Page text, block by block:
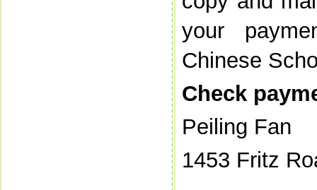
your
Chinese
Check
Peiling Fan
1453 Fritz